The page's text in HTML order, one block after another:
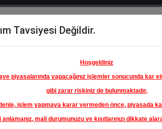
Hisse
Öne
Çıkanlar
Raporlar
Tavsiyesi Değildir.
Hoşgeldiniz
piyasalarında yapacağınız işlemler sonucunda kar
gibi zarar riskiniz de bulunmaktadır.
işlem yapmaya karar vermeden önce, piyasada
mali durumunuzu ve kısıtlarınızı dikkate